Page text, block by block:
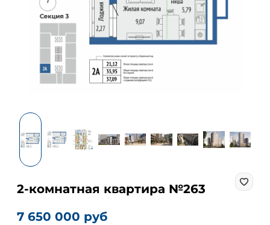
2-комнатная квартира №263
7 650 000 руб